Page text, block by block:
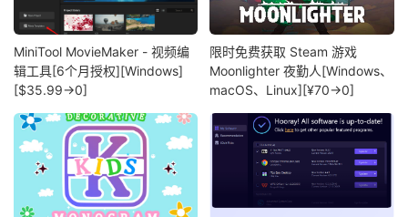
MiniTool MovieMaker - 视频编
辑工具[6个月授权][Windows]
[$35.99→0]
限时免费获取 Steam 游戏
Moonlighter 夜勤人[Windows、
macOS、Linux][¥70→0]